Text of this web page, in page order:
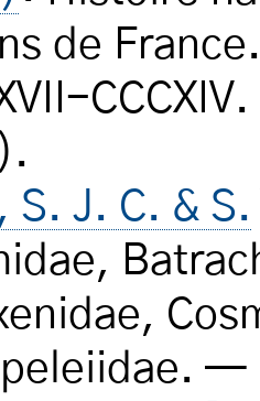
de
S. J. C. & S.